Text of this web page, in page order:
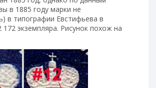
в 1885 году марки не
в типографии Евстифьева в
172 экземпляра. Рисунок похож на